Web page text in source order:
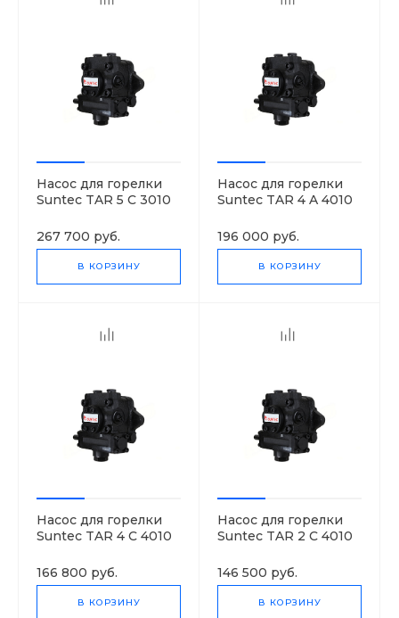
Насос для горелки
Suntec TAR 5 C 3010
267 700 руб.
В КОРЗИНУ
Насос для горелки
Suntec TAR 4 A 4010
196 000 руб.
В КОРЗИНУ
Насос для горелки
Suntec TAR 4 C 4010
166 800 руб.
В КОРЗИНУ
Насос для горелки
Suntec TAR 2 C 4010
146 500 руб.
В КОРЗИНУ